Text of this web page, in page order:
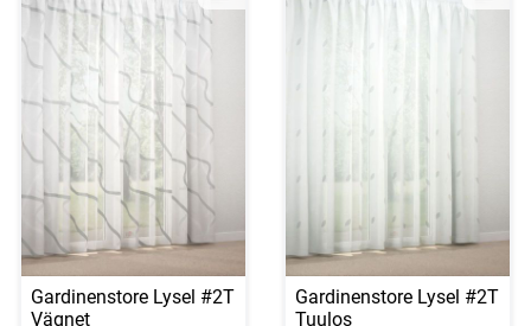
Gardinenstore Lysel #2T
Vägnet
Gardinenstore Lysel #2T
Tuulos